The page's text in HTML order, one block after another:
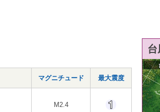
マグニチュード 最大震度
M2.4